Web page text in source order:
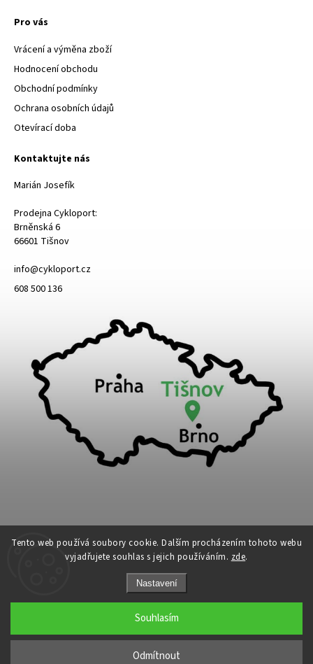
Tento web používá soubory cookie. Dalším procházením tohoto webu
vyjadřujete souhlas s jejich používáním. zde.
Nastavení
Odmítnout
Souhlasím
Pro vás
Vrácení a výměna zboží
Hodnocení obchodu
Obchodní podmínky
Ochrana osobních údajů
Otevírací doba
Kontaktujte nás
Marián Josefík
Prodejna Cykloport:
Brněnská 6
66601 Tišnov
info@cykloport.cz
608 500 136
Cykloport. Všechna práva vyhrazena.
Upravit nastavení cookies